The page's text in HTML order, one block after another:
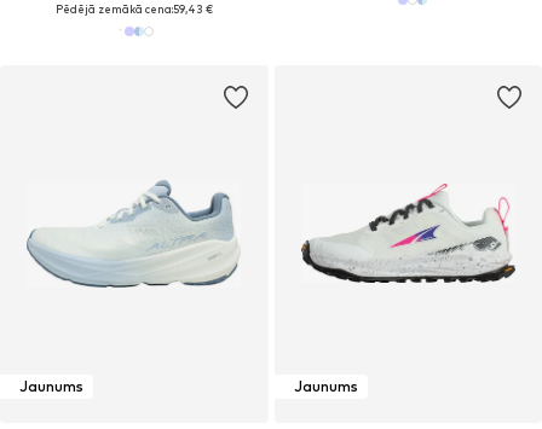
Pēdējā zemākā cena:59,43 €
Jaunums Jaunums